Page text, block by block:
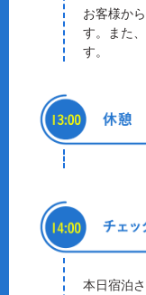
お客様か
す。また
す。
本日宿泊